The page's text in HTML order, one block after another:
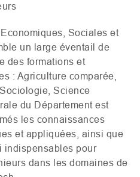
Sociales et
un large éventail de
des formations et
: Agriculture comparée,
Science
du Département est
les connaissances
et appliquées, ainsi que
indispensables pour
dans les domaines de